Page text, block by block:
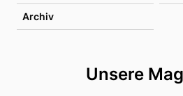
Archiv
Unsere